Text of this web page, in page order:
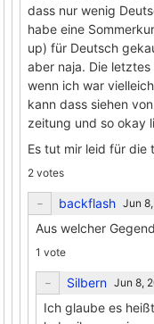
dass nur wenig
habe eine
up) für Deutsch
aber naja. Die
wenn ich war
kann dass siehen
zeitung und so okay
Es tut mir leid für die
2 votes
backflash
Aus welcher
1 vote
Silbern
Ich glaube es